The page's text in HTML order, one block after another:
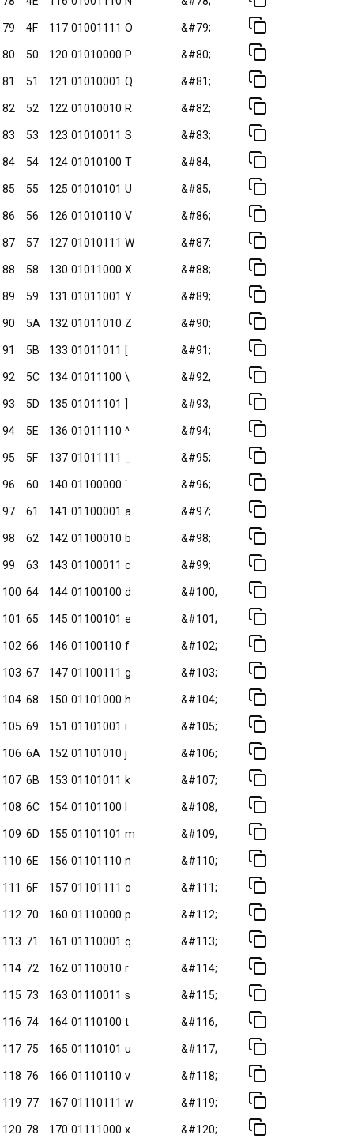
79 4F 117 01001111 O &#79;
80 50 120 01010000 P &#80;
81 51 121 01010001 Q &#81;
82 52 122 01010010 R &#82;
83 53 123 01010011 S &#83;
84 54 124 01010100 T &#84;
85 55 125 01010101 U &#85;
86 56 126 01010110 V &#86;
87 57 127 01010111 W &#87;
88 58 130 01011000 X &#88;
89 59 131 01011001 Y &#89;
90 5A 132 01011010 Z &#90;
91 5B 133 01011011 [ &#91;
92 5C 134 01011100 \ &#92;
93 5D 135 01011101 ] &#93;
94 5E 136 01011110 ^ &#94;
95 5F 137 01011111 &#95;
96 60 140 01100000 ` &#96;
97 61 141 01100001 a &#97;
98 62 142 01100010 b &#98;
99 63 143 01100011 c &#99;
100 64 144 01100100 d &#100;
101 65 145 01100101 e &#101;
102 66 146 01100110 f &#102;
103 67 147 01100111 g &#103;
104 68 150 01101000 h &#104;
105 69 151 01101001 i &#105;
106 6A 152 01101010 j &#106;
107 6B 153 01101011 k &#107;
108 6C 154 01101100 l &#108;
109 6D 155 01101101 m &#109;
110 6E 156 01101110 n &#110;
111 6F 157 01101111 o &#111;
112 70 160 01110000 p &#112;
113 71 161 01110001 q &#113;
114 72 162 01110010 r &#114;
115 73 163 01110011 s &#115;
116 74 164 01110100 t &#116;
117 75 165 01110101 u &#117;
118 76 166 01110110 v &#118;
119 77 167 01110111 w &#119;
120 78 170 01111000 x &#120;